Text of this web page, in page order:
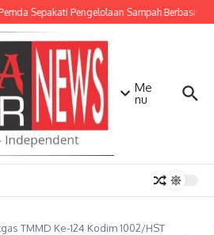
Sepakati Pengelolaan Sampah Berbasis
Me
nu
TMMD Ke-124 Kodim 1002/HST